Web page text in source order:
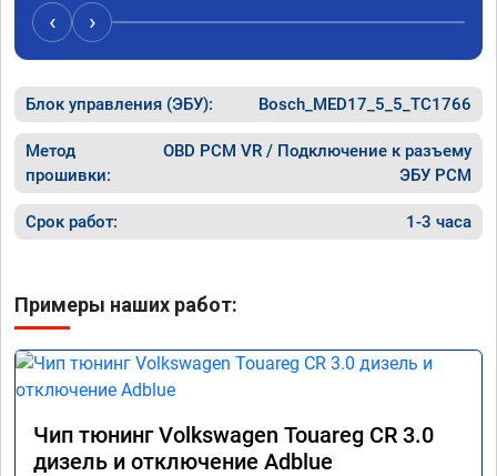
‹ ›
Блок управления (ЭБУ): Bosch_MED17_5_5_TC1766
Метод
прошивки:
OBD PCM VR / Подключение к разъему
ЭБУ PCM
Срок работ: 1-3 часа
Примеры наших работ:
Чип тюнинг Volkswagen Touareg CR 3.0
дизель и отключение Adblue